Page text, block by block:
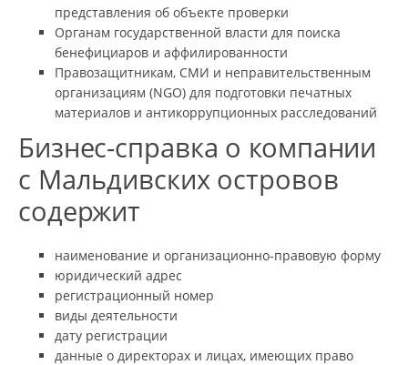
представления об объекте проверки
Органам государственной власти для поиска
бенефициаров и аффилированности
Правозащитникам, СМИ и неправительственным
организациям (NGO) для подготовки печатных
материалов и антикоррупционных расследований
Бизнес-справка о компании
с Мальдивских островов
содержит
наименование и организационно-правовую форму
юридический адрес
регистрационный номер
виды деятельности
дату регистрации
данные о директорах и лицах, имеющих право